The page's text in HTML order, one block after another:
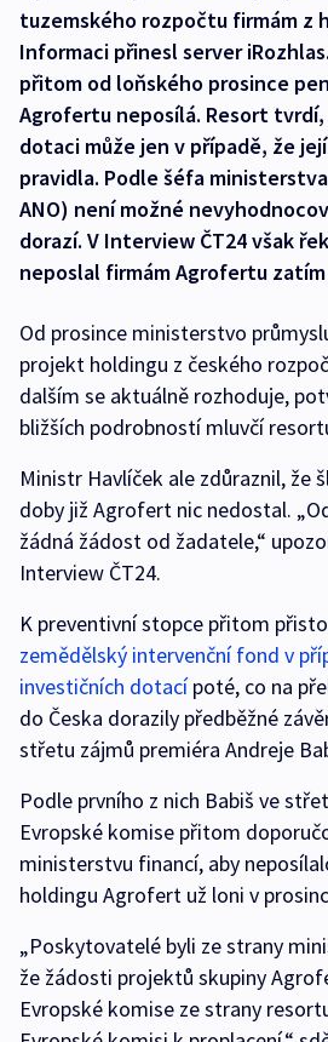
tuzemského rozpočtu firmám z
Informaci přinesl server
přitom od loňského prosince
Agrofertu neposílá. Resort
dotaci může jen v případě, že
pravidla. Podle šéfa
ANO) není možné
dorazí. V Interview ČT24 však
neposlal firmám Agrofertu zatím
Od prosince ministerstvo
projekt holdingu z českého
dalším se aktuálně rozhoduje,
bližších podrobností mluvčí
Ministr Havlíček ale zdůraznil, že
doby již Agrofert nic nedostal.
žádná žádost od žadatele,“
Interview ČT24.
K preventivní stopce přitom
zemědělský intervenční fond v
investičních dotacípoté, co na
do Česka dorazily předběžné
střetu zájmů premiéra Andreje
Podle prvního z nich Babiš ve
Evropské komise přitom
ministerstvu financí, aby
holdingu Agrofert už loni v
„Poskytovatelé byli ze strany
že žádosti projektů skupiny
Evropské komise ze strany